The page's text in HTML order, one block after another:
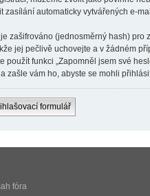
zasílání automaticky vytvářených e-
zašifrováno (jednosměrný hash) pro
jej pečlivě uchovejte a v žádném
použít funkci „Zapomněl jsem své
zašle vám ho, abyste se mohli
formulář
fóra